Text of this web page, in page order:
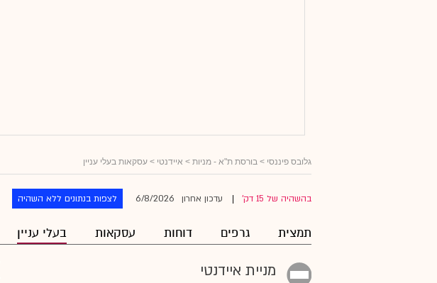
גלובס פיננסי > בורסת ת"א - מניות > איידנטי > עסקאות בעלי עניין
בהשהיה של 15 דק' עדכון אחרון 6/8/2026 לצפות בנתונים ללא השהיה
תמצית גרפים דוחות עסקאות בעלי עניין
מניית איידנטי